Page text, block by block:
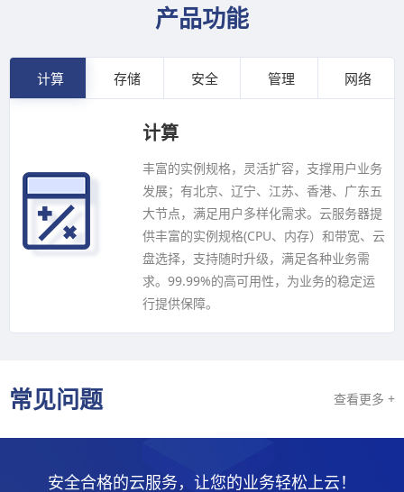
产品功能
计算 存储 安全 管理 网络
计算
丰富的实例规格，灵活扩容，支撑用户业务
发展；有北京、辽宁、江苏、香港、广东五
大节点，满足用户多样化需求。云服务器提
供丰富的实例规格(CPU、内存）和带宽、云
盘选择，支持随时升级，满足各种业务需
求。99.99%的高可用性，为业务的稳定运
行提供保障。
常见问题 查看更多 +
安全合格的云服务，让您的业务轻松上云！